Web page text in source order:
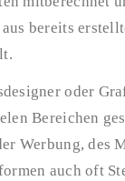
aus bereits
oder
Bereichen
Werbung, des
auch oft